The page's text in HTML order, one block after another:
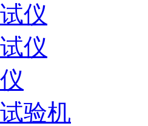
仪
仪
验机